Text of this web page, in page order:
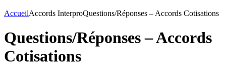
AccueilAccords InterproQuestions/Réponses – Accords Cotisations
Questions/Réponses – Accords
Cotisations